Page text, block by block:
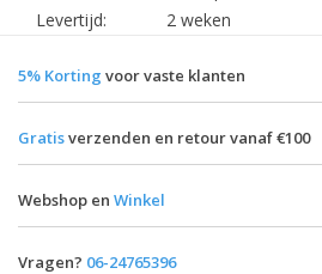
Levertijd:
2 weken
5% Korting voor vaste klanten
Gratisverzenden en retour vanaf €100
Webshop en Winkel
Vragen? 06-24765396